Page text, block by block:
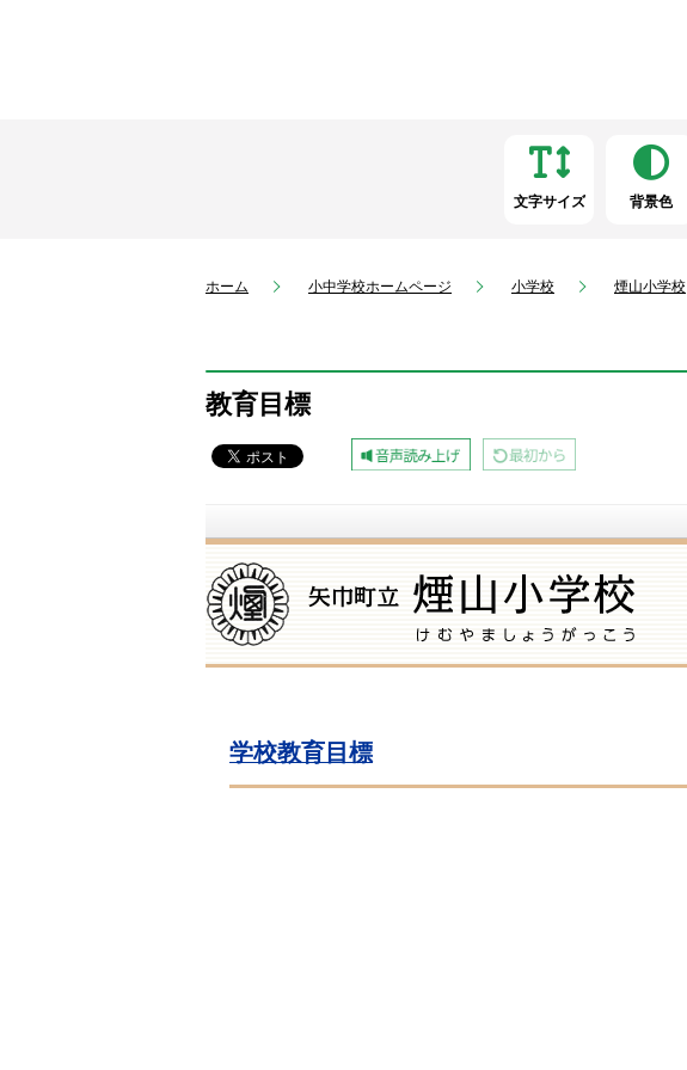
文字サイズ 背景色
ホーム 小中学校ホームページ 小学校 煙山小学校
教育目標
学校教育目標